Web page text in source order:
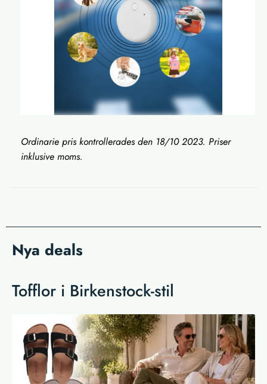
Ordinarie pris kontrollerades den 18/10 2023. Priser
inklusive moms.
Nya deals
Tofflor i Birkenstock-stil